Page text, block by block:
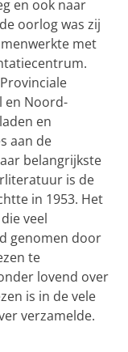
en ook naar
oorlog was zij
met
en Noord-
en
aan de
belangrijkste
is de
in 1953. Het
veel
genomen door
te
lovend over
is in de vele
verzamelde.